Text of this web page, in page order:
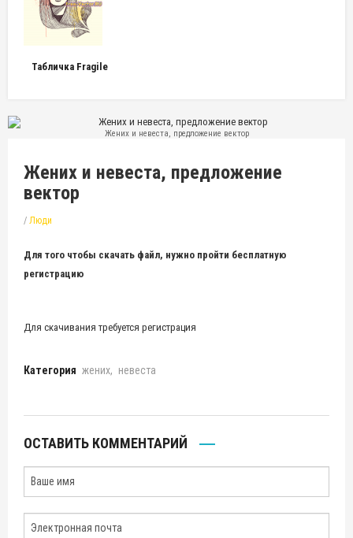
Табличка Fragile
Жених и невеста, предложение вектор
Жених и невеста, предложение
вектор
/ Люди
Для того чтобы скачать файл, нужно пройти бесплатную
регистрацию
Для скачивания требуется регистрация
Категория жених невеста
ОСТАВИТЬ КОММЕНТАРИЙ